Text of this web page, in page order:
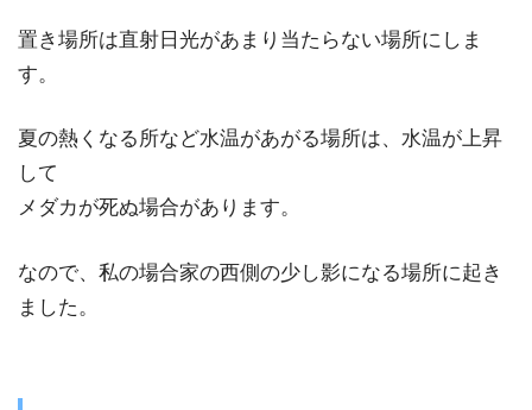
置き場所は直射日光があまり当たらない場所にしま
す。
夏の熱くなる所など水温があがる場所は、水温が上昇
して
メダカが死ぬ場合があります。
なので、私の場合家の西側の少し影になる場所に起き
ました。